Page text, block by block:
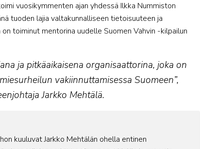
vuosikymmenten ajan yhdessä Ilkka Nummiston
tuoden lajia valtakunnalliseen tietoisuuteen ja
toiminut mentorina uudelle Suomen Vahvin -kilpailun
ja pitkäaikaisena organisaattorina, joka on
vakiinnuttamisessa Suomeen”,
Jarkko Mehtälä.
kuuluvat Jarkko Mehtälän ohella entinen